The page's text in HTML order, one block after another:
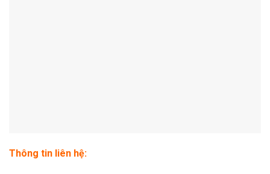
Thông tin liên hệ: